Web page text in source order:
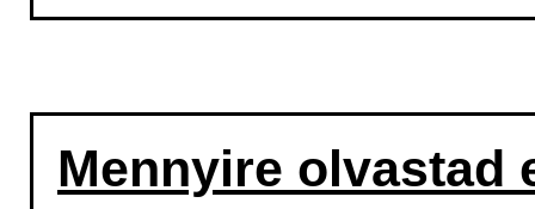
Mennyire olvastad